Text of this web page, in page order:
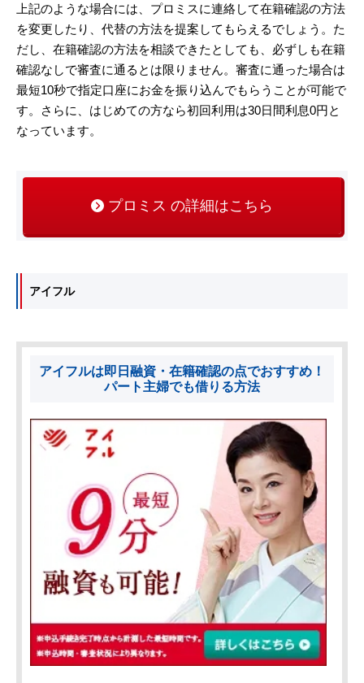
上記のような場合には、プロミスに連絡して在籍確認の方法
を変更したり、代替の方法を提案してもらえるでしょう。た
だし、在籍確認の方法を相談できたとしても、必ずしも在籍
確認なしで審査に通るとは限りません。審査に通った場合は
最短10秒で指定口座にお金を振り込んでもらうことが可能で
す。さらに、はじめての方なら初回利用は30日間利息0円と
なっています。
プロミス の詳細はこちら
アイフル
アイフルは即日融資・在籍確認の点でおすすめ！
パート主婦でも借りる方法